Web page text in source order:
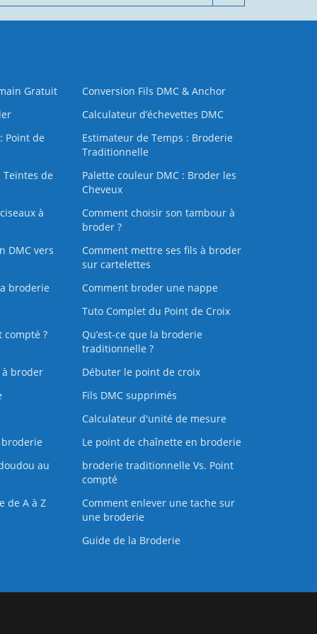
Gratuit
Conversion Fils DMC & Anchor
Calculateur d’échevettes DMC
Point de
Estimateur de Temps : Broderie
Traditionnelle
Teintes de
Palette couleur DMC : Broder les
Cheveux
à
Comment choisir son tambour à
broder ?
DMC vers
Comment mettre ses fils à broder
sur cartelettes
broderie
Comment broder une nappe
Tuto Complet du Point de Croix
compté ?
Qu’est-ce que la broderie
traditionnelle ?
broder
Débuter le point de croix
Fils DMC supprimés
Calculateur d'unité de mesure
Le point de chaînette en broderie
au
broderie traditionnelle Vs. Point
compté
de A à Z
Comment enlever une tache sur
une broderie
Guide de la Broderie